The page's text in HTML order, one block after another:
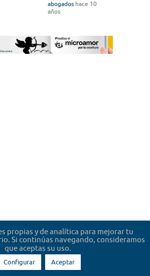
abogados hace 10
años
propias y de analítica para mejorar tu
Si continúas navegando, consideramos
que aceptas su uso.
Configurar Aceptar